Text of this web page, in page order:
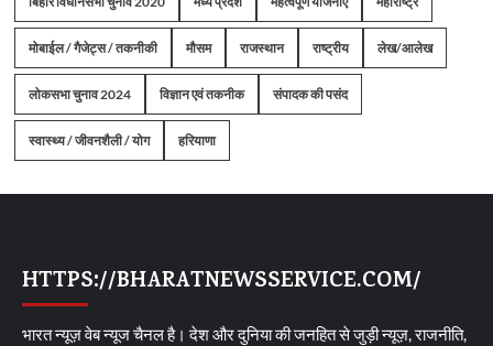
मोबाईल / गैजेट्स / तकनीकी मौसम राजस्थान राष्ट्रीय लेख/आलेख
लोकसभा चुनाव 2024 विज्ञान एवं तकनीक संपादक की पसंद
स्वास्थ्य / जीवनशैली / योग हरियाणा
HTTPS://BHARATNEWSSERVICE.COM/
भारत न्यूज़ वेब न्यूज चैनल है। देश और दुनिया की जनहित से जुड़ी न्यूज़, राजनीति,